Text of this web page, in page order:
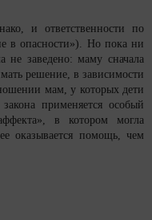
и ответственности по
в опасности»). Но пока ни
не заведено: маму сначала
решение, в зависимости
мам, у которых дети
применяется особый
в котором могла
оказывается помощь, чем